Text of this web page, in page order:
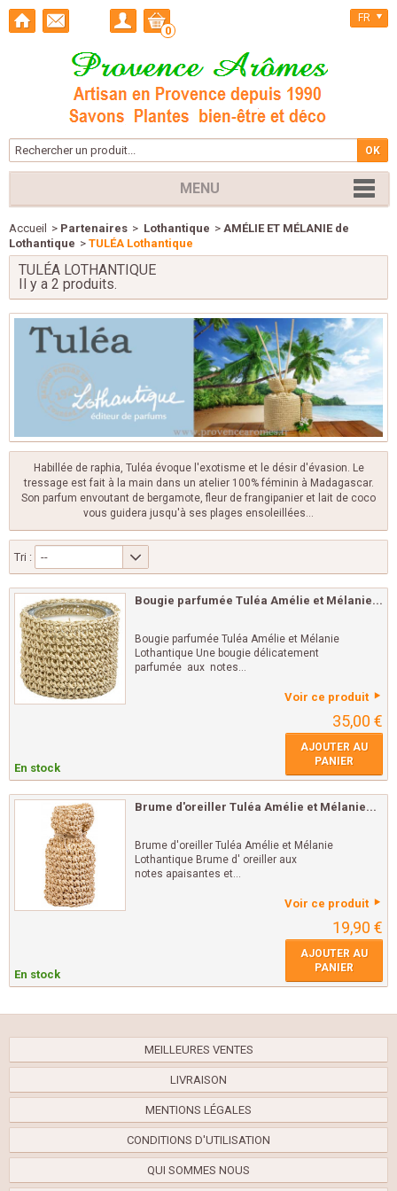
0
FR
MENU
Accueil > Partenaires > Lothantique > AMÉLIE ET MÉLANIE de
Lothantique > TULÉA Lothantique
TULÉA LOTHANTIQUE
Il y a 2 produits.
Habillée de raphia, Tuléa évoque l'exotisme et le désir d'évasion. Le
tressage est fait à la main dans un atelier 100% féminin à Madagascar.
Son parfum envoutant de bergamote, fleur de frangipanier et lait de coco
vous guidera jusqu'à ses plages ensoleillées…
Tri : --
Bougie parfumée Tuléa Amélie et Mélanie...
Bougie parfumée Tuléa Amélie et Mélanie
Lothantique Une bougie délicatement
parfumée aux notes...
Voir ce produit
35,00 €
En stock
AJOUTER AU
PANIER
Brume d'oreiller Tuléa Amélie et Mélanie...
Brume d'oreiller Tuléa Amélie et Mélanie
Lothantique Brume d' oreiller aux
notes apaisantes et...
Voir ce produit
19,90 €
En stock
AJOUTER AU
PANIER
MEILLEURES VENTES
LIVRAISON
MENTIONS LÉGALES
CONDITIONS D'UTILISATION
QUI SOMMES NOUS